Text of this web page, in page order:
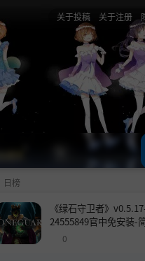
关于投稿 关于注册
日榜
《绿石守卫者》
24555849官中免安装-
0